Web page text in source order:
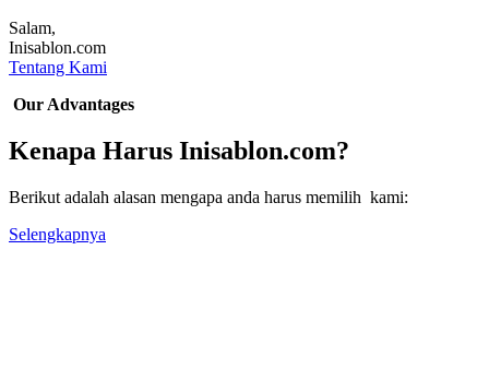
Salam,
Inisablon.com
Tentang Kami
Our Advantages
Kenapa Harus Inisablon.com?
Berikut adalah alasan mengapa anda harus memilih kami:
Selengkapnya